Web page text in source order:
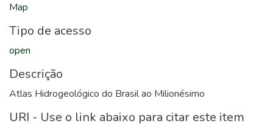
Map
Tipo de acesso
open
Descrição
Atlas Hidrogeológico do Brasil ao Milionésimo
URI - Use o link abaixo para citar este item